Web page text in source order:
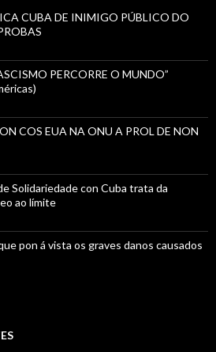
CUBA DE INIMIGO PÚBLICO DO
PERCORRE O MUNDO”
COS EUA NA ONU A PROL DE NON
Solidariedade con Cuba trata da
ao límite
pon á vista os graves danos causados